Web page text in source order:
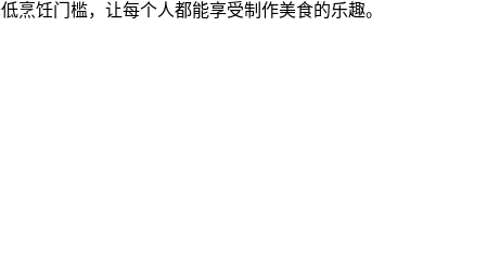
烹饪门槛，让每个人都能享受制作美食的乐趣。